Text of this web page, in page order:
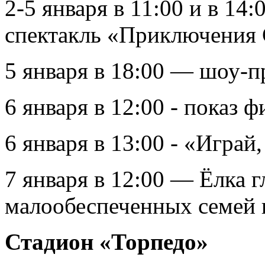
2-5 января в 11:00 и в
спектакль
5 января в 18:00 — шоу-
6 января в 12:00 - показ
6 января в 13:00 -
7 января в 12:00 — Ёлка
малообеспеченных
Стадион «Торпедо»